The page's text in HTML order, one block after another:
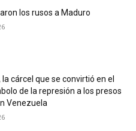
los rusos a Maduro
la cárcel que se convirtió en el
de la represión a los presos
Venezuela